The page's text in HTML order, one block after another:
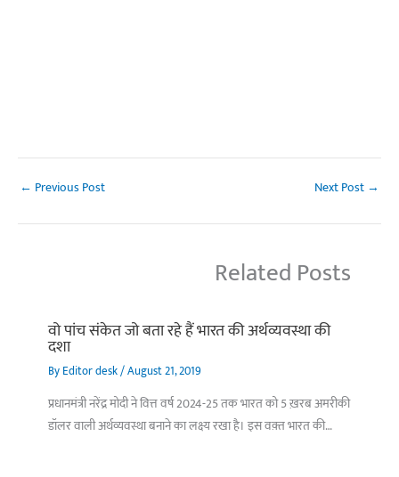
← Previous Post Next Post →
Related Posts
वो पांच संकेत जो बता रहे हैं भारत की अर्थव्यवस्था की
दशा
ByEditor desk/August 21, 2019
प्रधानमंत्री नरेंद्र मोदी ने वित्त वर्ष 2024-25 तक भारत को 5 ख़रब अमरीकी
डॉलर वाली अर्थव्यवस्था बनाने का लक्ष्य रखा है। इस वक़्त भारत की…